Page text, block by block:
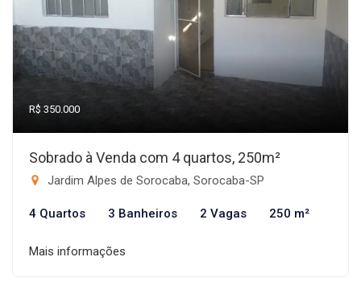
R$ 350.000
Sobrado à Venda com 4 quartos, 250m²
Jardim Alpes de Sorocaba, Sorocaba-SP
4 Quartos 3 Banheiros 2 Vagas 250 m²
Mais informações